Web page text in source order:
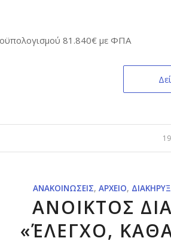
81.840€ με ΦΠΑ
ΑΝΑΚΟΙΝΏΣΕΙΣ,ΑΡΧΕΊΟ,
ΑΝΟΙΚΤΟΣ
«ΈΛΕΓΧΟ,